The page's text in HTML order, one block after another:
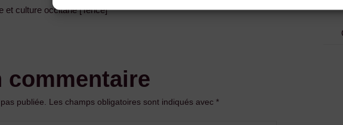
et culture occitane [Tence]
commentaire
publiée. Les champs obligatoires sont indiqués avec*